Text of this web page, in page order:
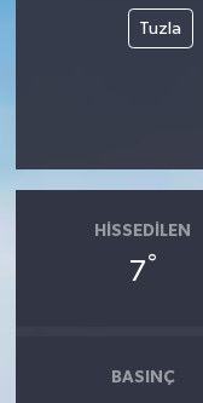
Tuzla
HISSEDILEN
7°
BASINÇ